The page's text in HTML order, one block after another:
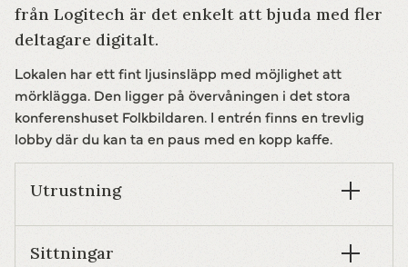
från Logitech är det enkelt att bjuda med fler
deltagare digitalt.
Lokalen har ett fint ljusinsläpp med möjlighet att
mörklägga. Den ligger på övervåningen i det stora
konferenshuset Folkbildaren. I entrén finns en trevlig
lobby där du kan ta en paus med en kopp kaffe.
Utrustning
Sittningar